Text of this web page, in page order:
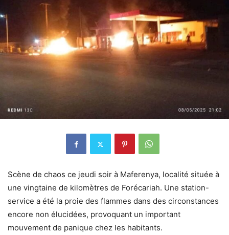
Scène de chaos ce jeudi soir à Maferenya, localité située à
une vingtaine de kilomètres de Forécariah. Une station-
service a été la proie des flammes dans des circonstances
encore non élucidées, provoquant un important
mouvement de panique chez les habitants.